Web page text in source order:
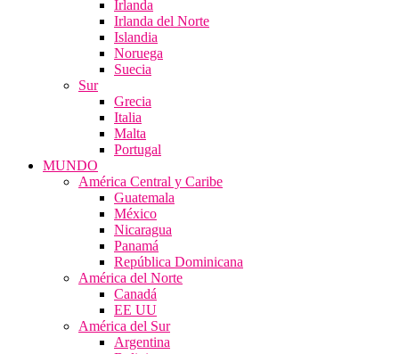
Irlanda
Irlanda del Norte
Islandia
Noruega
Suecia
Sur
Grecia
Italia
Malta
Portugal
MUNDO
América Central y Caribe
Guatemala
México
Nicaragua
Panamá
República Dominicana
América del Norte
Canadá
EE UU
América del Sur
Argentina